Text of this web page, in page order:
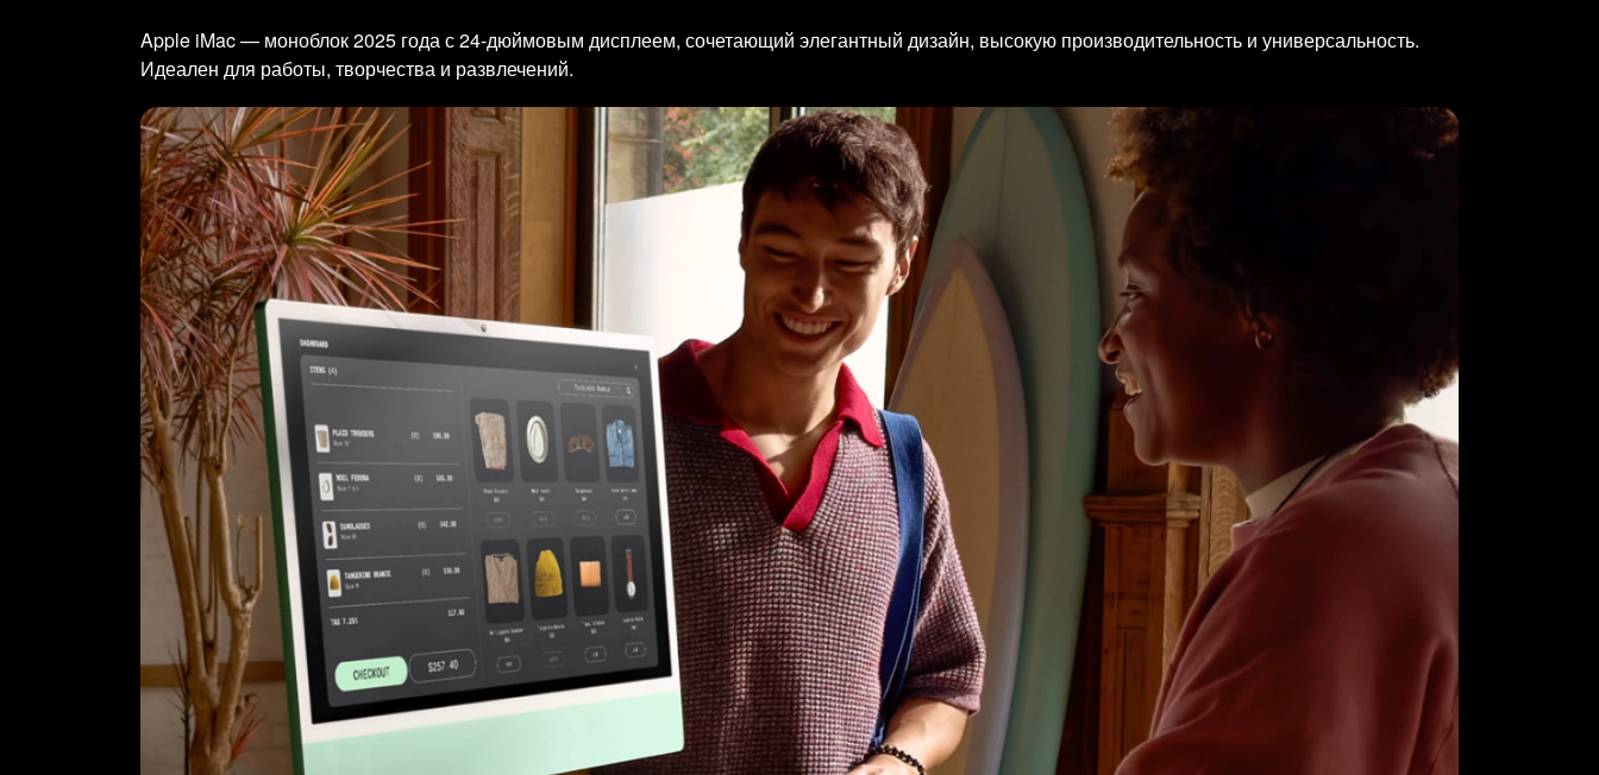
Apple iMac — моноблок 2025 года с 24‑дюймовым дисплеем, сочетающий элегантный дизайн, высокую производительность и универсальность.
Идеален для работы, творчества и развлечений.